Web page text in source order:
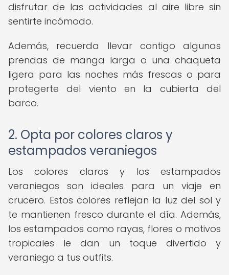
disfrutar de las actividades al aire libre sin
sentirte incómodo.
Además, recuerda llevar contigo algunas
prendas de manga larga o una chaqueta
ligera para las noches más frescas o para
protegerte del viento en la cubierta del
barco.
2. Opta por colores claros y
estampados veraniegos
Los colores claros y los estampados
veraniegos son ideales para un viaje en
crucero. Estos colores reflejan la luz del sol y
te mantienen fresco durante el día. Además,
los estampados como rayas, flores o motivos
tropicales le dan un toque divertido y
veraniego a tus outfits.